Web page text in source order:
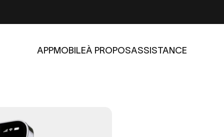
APPMOBILEÀ PROPOSASSISTANCE